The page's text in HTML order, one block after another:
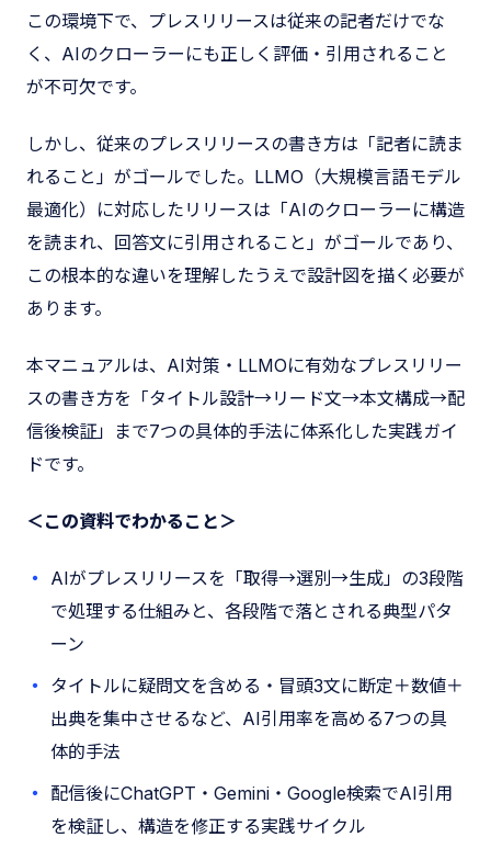
この環境下で、プレスリリースは従来の記者だけでな
く、AIのクローラーにも正しく評価・引用されること
が不可欠です。
しかし、従来のプレスリリースの書き方は「記者に読ま
れること」がゴールでした。LLMO（大規模言語モデル
最適化）に対応したリリースは「AIのクローラーに構造
を読まれ、回答文に引用されること」がゴールであり、
この根本的な違いを理解したうえで設計図を描く必要が
あります。
本マニュアルは、AI対策・LLMOに有効なプレスリリー
スの書き方を「タイトル設計→リード文→本文構成→配
信後検証」まで7つの具体的手法に体系化した実践ガイ
ドです。
＜この資料でわかること＞
AIがプレスリリースを「取得→選別→生成」の3段階
で処理する仕組みと、各段階で落とされる典型パタ
ーン
タイトルに疑問文を含める・冒頭3文に断定＋数値＋
出典を集中させるなど、AI引用率を高める7つの具
体的手法
配信後にChatGPT・Gemini・Google検索でAI引用
を検証し、構造を修正する実践サイクル